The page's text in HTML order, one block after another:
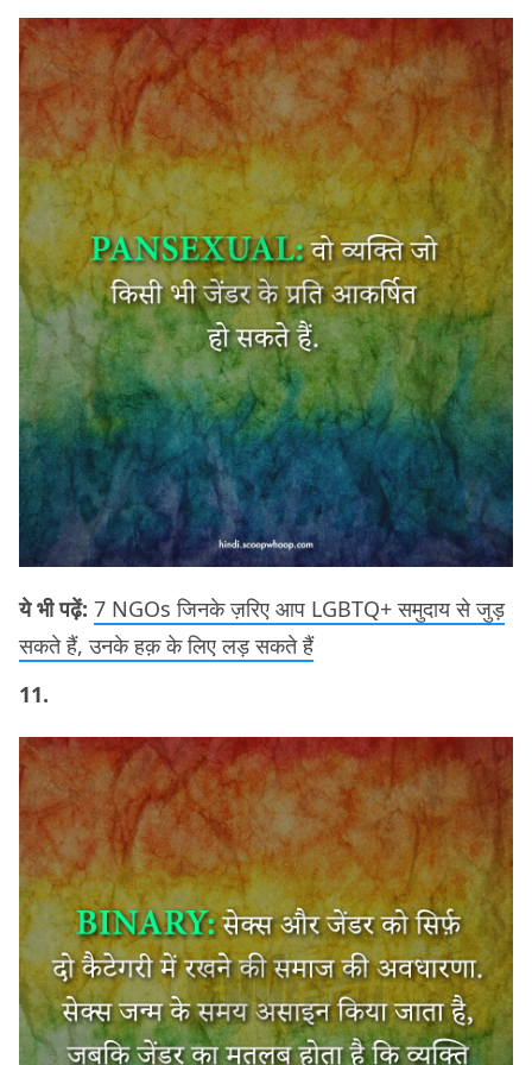
ये भी पढ़ें: 7 NGOs जिनके ज़रिए आप LGBTQ+ समुदाय से जुड़
सकते हैं, उनके हक़ के लिए लड़ सकते हैं
11.